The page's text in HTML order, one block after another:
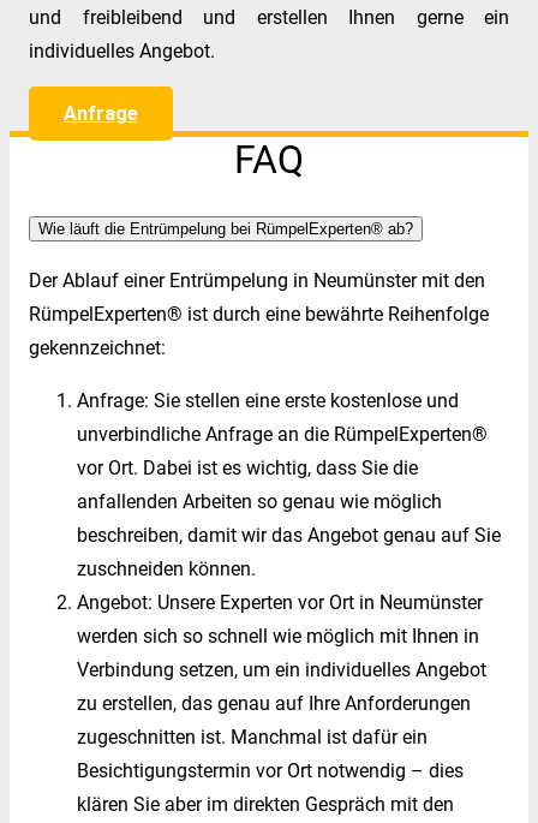
und freibleibend und erstellen Ihnen gerne ein
individuelles Angebot.
Anfrage
FAQ
Wie läuft die Entrümpelung bei RümpelExperten® ab?
Der Ablauf einer Entrümpelung in Neumünster mit den
RümpelExperten® ist durch eine bewährte Reihenfolge
gekennzeichnet:
Anfrage: Sie stellen eine erste kostenlose und
unverbindliche Anfrage an die RümpelExperten®
vor Ort. Dabei ist es wichtig, dass Sie die
anfallenden Arbeiten so genau wie möglich
beschreiben, damit wir das Angebot genau auf Sie
zuschneiden können.
Angebot: Unsere Experten vor Ort in Neumünster
werden sich so schnell wie möglich mit Ihnen in
Verbindung setzen, um ein individuelles Angebot
zu erstellen, das genau auf Ihre Anforderungen
zugeschnitten ist. Manchmal ist dafür ein
Besichtigungstermin vor Ort notwendig – dies
klären Sie aber im direkten Gespräch mit den